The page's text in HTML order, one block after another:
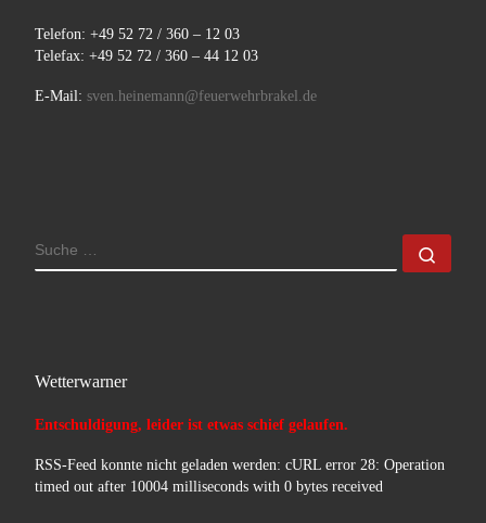
Telefon: +49 52 72 / 360 – 12 03
Telefax: +49 52 72 / 360 – 44 12 03
E-Mail: sven.heinemann@feuerwehrbrakel.de
SUCHE
Wetterwarner
Entschuldigung, leider ist etwas schief gelaufen.
RSS-Feed konnte nicht geladen werden: cURL error 28: Operation
timed out after 10004 milliseconds with 0 bytes received